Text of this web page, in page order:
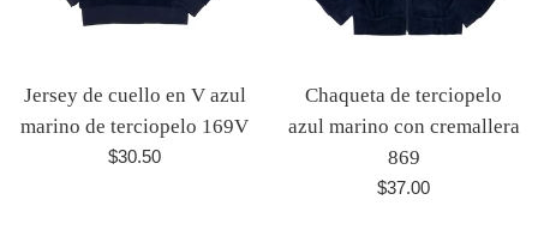
Jersey de cuello en V azul
marino de terciopelo 169V
Precio
$30.50
Chaqueta de terciopelo
azul marino con cremallera
869
Precio
$37.00